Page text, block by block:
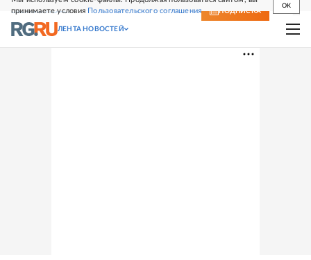
принимаете условия Пользовательского соглашения
OK
СВЕЖИЙ НОМЕР ПОДПИСКА
ЛЕНТА НОВОСТЕЙ